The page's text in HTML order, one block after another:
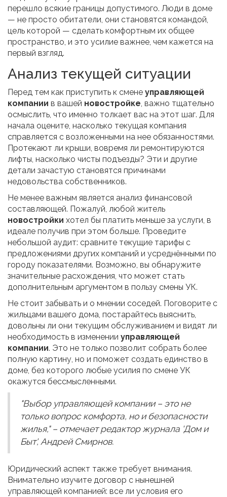
перешло всякие границы допустимого. Люди в доме
— не просто обитатели, они становятся командой,
цель которой — сделать комфортным их общее
пространство, и это усилие важнее, чем кажется на
первый взгляд.
Анализ текущей ситуации
Перед тем как приступить к смене управляющей
компании в вашей новостройке, важно тщательно
осмыслить, что именно толкает вас на этот шаг. Для
начала оцените, насколько текущая компания
справляется с возложенными на нее обязанностями.
Протекают ли крыши, вовремя ли ремонтируются
лифты, насколько чисты подъезды? Эти и другие
детали зачастую становятся причинами
недовольства собственников.
Не менее важным является анализ финансовой
составляющей. Пожалуй, любой житель
новостройки хотел бы платить меньше за услуги, в
идеале получив при этом больше. Проведите
небольшой аудит: сравните текущие тарифы с
предложениями других компаний и усреднёнными по
городу показателями. Возможно, вы обнаружите
значительные расхождения, что может стать
дополнительным аргументом в пользу смены УК.
Не стоит забывать и о мнении соседей. Поговорите с
жильцами вашего дома, постарайтесь выяснить,
довольны ли они текущим обслуживанием и видят ли
необходимость в изменении управляющей
компании. Это не только позволит собрать более
полную картину, но и поможет создать единство в
доме, без которого любые усилия по смене УК
окажутся бессмысленными.
"Выбор управляющей компании – это не
только вопрос комфорта, но и безопасности
жилья," – отмечает редактор журнала 'Дом и
Быт', Андрей Смирнов.
Юридический аспект также требует внимания.
Внимательно изучите договор с нынешней
управляющей компанией: все ли условия его